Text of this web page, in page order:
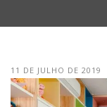
11 DE JULHO DE 2019